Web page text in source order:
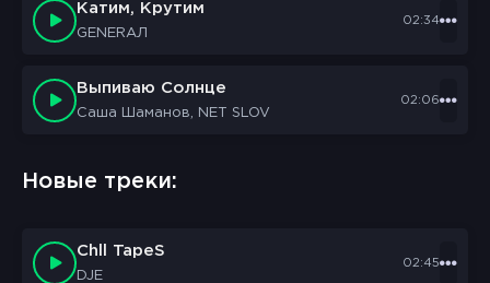
Катим, Крутим
GENERAЛ
02:34
Выпиваю Солнце
Саша Шаманов, NET SLOV
02:06
Новые треки:
Chll TapeS
DJE
02:45